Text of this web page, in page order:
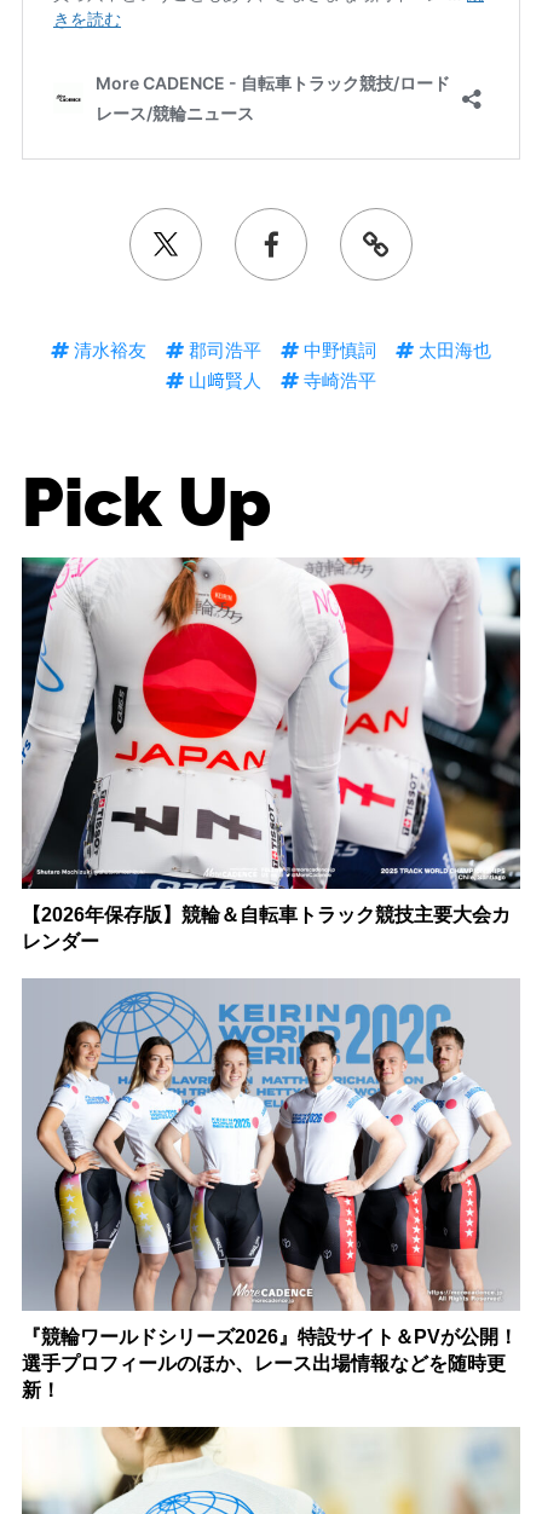
清水裕友 郡司浩平 中野慎詞
太田海也
山﨑賢人
寺崎浩平
Pick Up
【2026年保存版】競輪＆自転車トラック競技主要大会カ
レンダー
『競輪ワールドシリーズ2026』特設サイト＆PVが公開！
選手プロフィールのほか、レース出場情報などを随時更
新！